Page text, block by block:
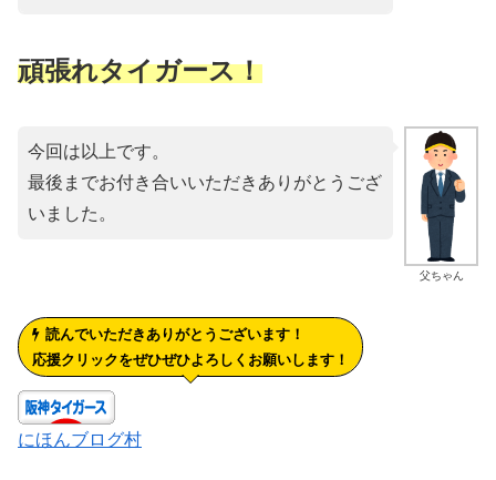
頑張れタイガース！
父ちゃん
今回は以上です。
最後までお付き合いいただきありがとうござ
いました。
読んでいただきありがとうございます！
応援クリックをぜひぜひよろしくお願いします！
にほんブログ村